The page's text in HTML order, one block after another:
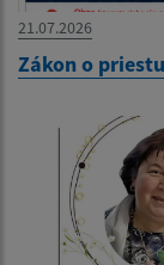
21.07.2026
Zákon o